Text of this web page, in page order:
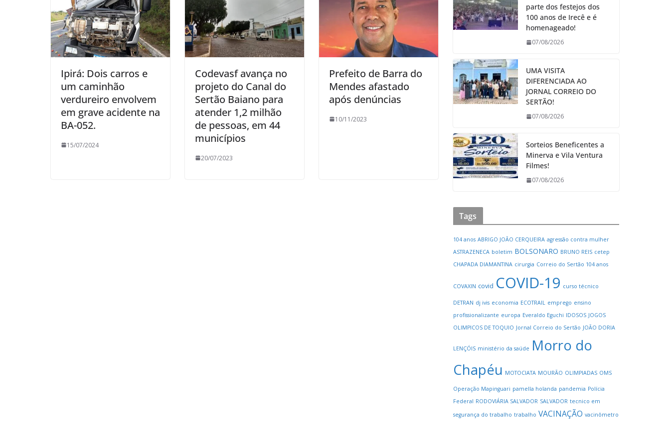
Ipirá: Dois carros e
um caminhão
verdureiro envolvem
em grave acidente na
BA-052.
15/07/2024
Codevasf avança no
projeto do Canal do
Sertão Baiano para
atender 1,2 milhão
de pessoas, em 44
municípios
20/07/2023
Prefeito de Barra do
Mendes afastado
após denúncias
10/11/2023
parte dos festejos dos
100 anos de Irecê e é
homenageado!
07/08/2026
UMA VISITA
DIFERENCIADA AO
JORNAL CORREIO DO
SERTÃO!
07/08/2026
Sorteios Beneficentes a
Minerva e Vila Ventura
Filmes!
07/08/2026
Tags
104 anos ABRIGO JOÃO CERQUEIRA agressão contra mulher
ASTRAZENECA boletim BOLSONARO BRUNO REIS cetep
CHAPADA DIAMANTINA cirurgia Correio do Sertão 104 anos
COVAXIN covid COVID-19 curso técnico
DETRAN dj ivis economia ECOTRAIL emprego ensino
profissionalizante europa Everaldo Eguchi IDOSOS JOGOS
OLIMPICOS DE TOQUIO Jornal Correio do Sertão JOÃO DORIA
LENÇÓIS ministério da saúde Morro do
Chapéu MOTOCIATA MOURÃO OLIMPIADAS OMS
Operação Mapinguari pamella holanda pandemia Polícia
Federal RODOVIÁRIA SALVADOR SALVADOR tecnico em
segurança do trabalho trabalho VACINAÇÃO vacinômetro